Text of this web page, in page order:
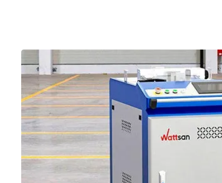
Brief of Laser